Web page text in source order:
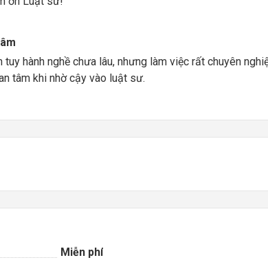
tuy hành nghề chưa lâu, nhưng làm việc rất chuyên
tâm khi nhờ cậy vào luật sư.
Miễn phí